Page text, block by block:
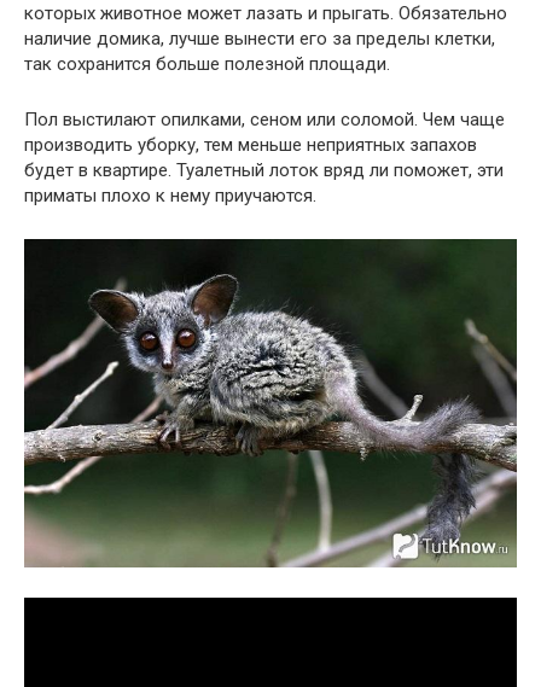
которых животное может лазать и прыгать. Обязательно
наличие домика, лучше вынести его за пределы клетки,
так сохранится больше полезной площади.
Пол выстилают опилками, сеном или соломой. Чем чаще
производить уборку, тем меньше неприятных запахов
будет в квартире. Туалетный лоток вряд ли поможет, эти
приматы плохо к нему приучаются.